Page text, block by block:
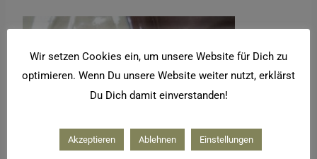
Wir setzen Cookies ein, um unsere Website für Dich zu
optimieren. Wenn Du unsere Website weiter nutzt, erklärst
Du Dich damit einverstanden!
Akzeptieren Ablehnen Einstellungen